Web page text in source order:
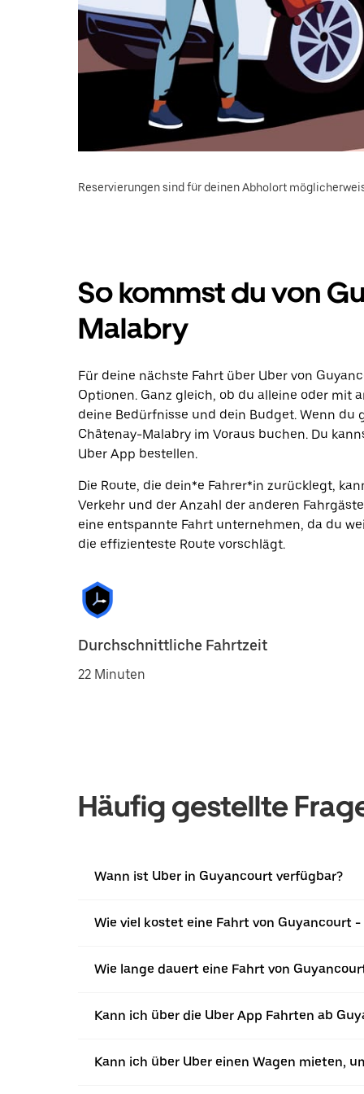
Reservierungen sind für deinen Abholort
So kommst du von
Malabry
Für deine nächste Fahrt über Uber von
Optionen. Ganz gleich, ob du alleine oder mit
deine Bedürfnisse und dein Budget. Wenn du
Châtenay-Malabry im Voraus buchen. Du
Uber App bestellen.
Die Route, die dein*e Fahrer*in zurücklegt,
Verkehr und der Anzahl der anderen
eine entspannte Fahrt unternehmen, da du
die effizienteste Route vorschlägt.
Durchschnittliche Fahrtzeit
22 Minuten
Häufig gestellte
Wann ist Uber in Guyancourt verfügbar?
Wie viel kostet eine Fahrt von Guyancourt
Wie lange dauert eine Fahrt von
Kann ich über die Uber App Fahrten ab
Kann ich über Uber einen Wagen mieten,